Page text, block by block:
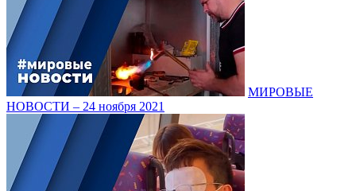
МИРОВЫЕ
НОВОСТИ – 24 ноября 2021